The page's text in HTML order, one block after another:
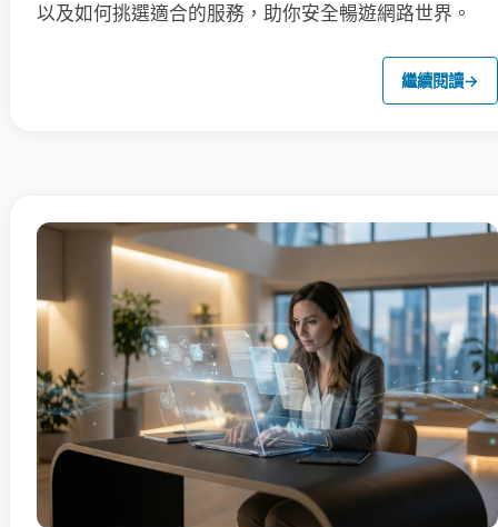
以及如何挑選適合的服務，助你安全暢遊網路世界。
繼續閱讀→